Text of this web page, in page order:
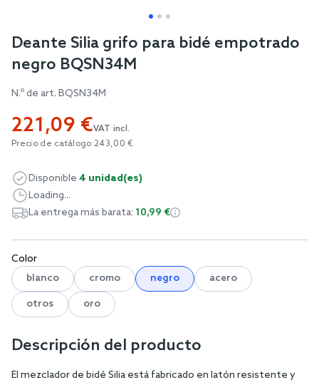
Skip
beginning
the
images
Deante Silia grifo para bidé empotrado
negro BQSN34M
N.º de art. BQSN34M
221,09 €VAT incl.
Precio de catálogo:243,00 €
Color
blanco
cromo negro acero
otros oro
Disponible 4 unidad(es)
Loading...
La entrega más barata: 10,99 €
Descripción del producto
El mezclador de bidé Silia está fabricado en latón resistente y